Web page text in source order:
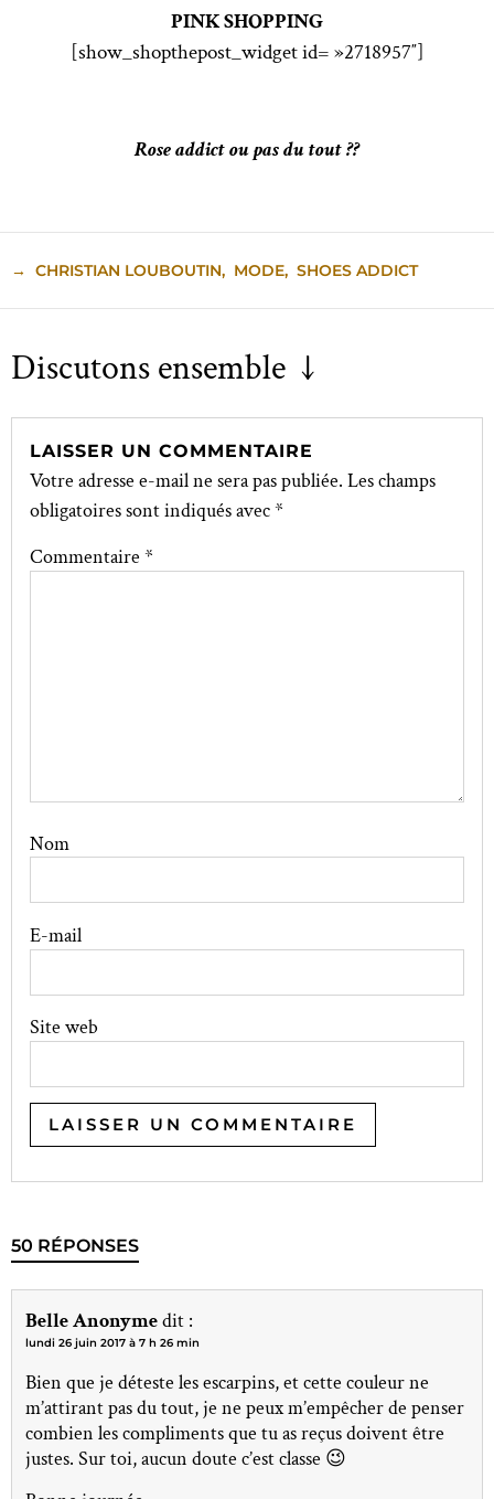
PINK SHOPPING
[show_shopthepost_widget id= »2718957″]
Rose addict ou pas du tout ??
→ CHRISTIAN LOUBOUTIN, MODE, SHOES ADDICT
Discutons ensemble ↓
LAISSER UN COMMENTAIRE
Votre adresse e-mail ne sera pas publiée. Les champs
obligatoires sont indiqués avec*
Commentaire *
Nom
E-mail
Site web
50 RÉPONSES
Belle Anonymedit :
lundi 26 juin 2017 à 7 h 26 min
Bien que je déteste les escarpins, et cette couleur ne
m’attirant pas du tout, je ne peux m’empêcher de penser
combien les compliments que tu as reçus doivent être
justes. Sur toi, aucun doute c’est classe 😉